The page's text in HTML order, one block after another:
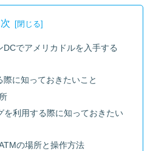
でアメリカドルを入手する
に知っておきたいこと
を利用する際に知っておきたい
の場所と操作方法